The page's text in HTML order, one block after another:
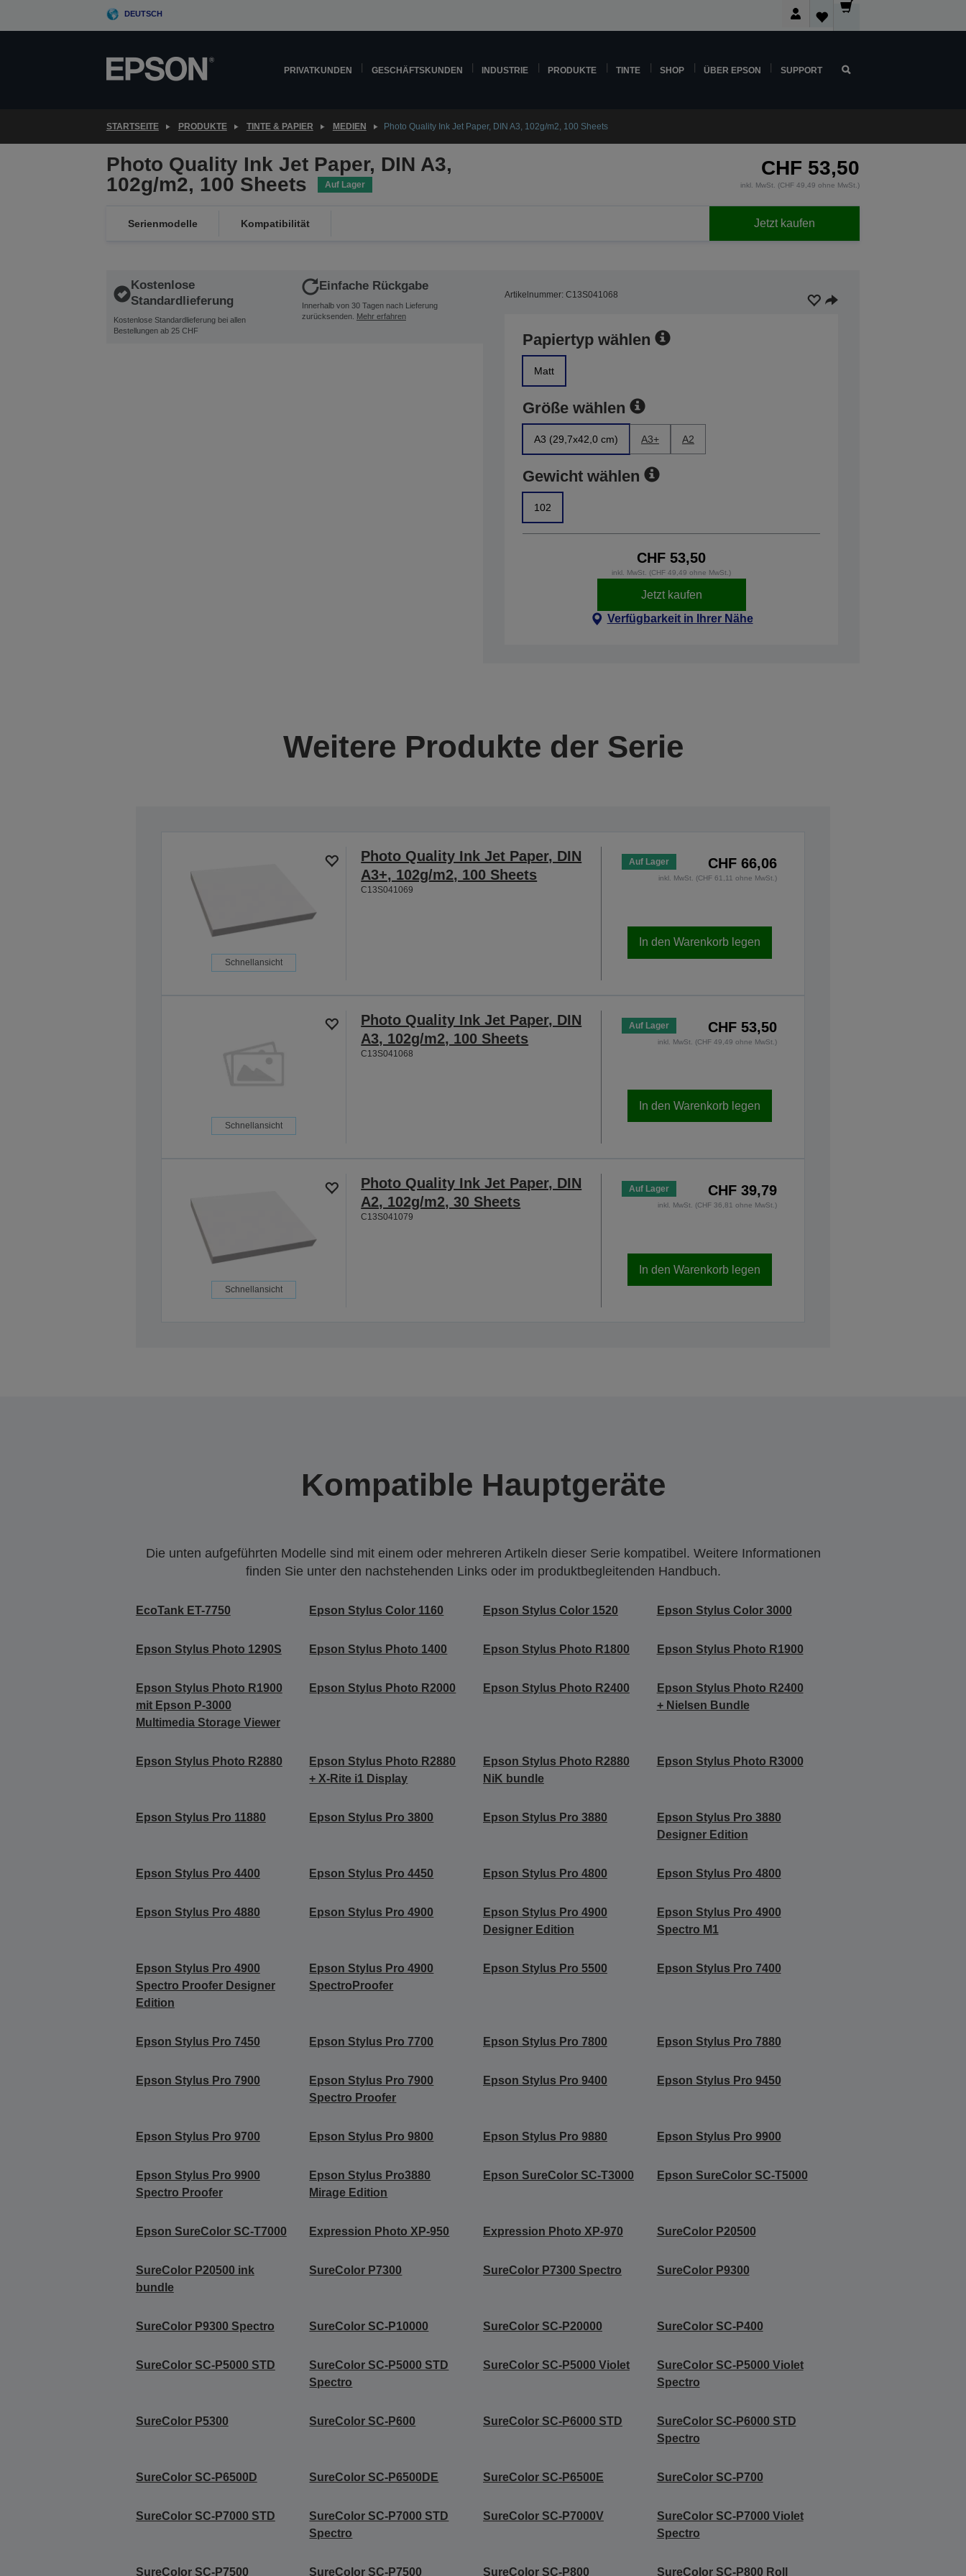
DEUTSCH
PRIVATKUNDEN GESCHÄFTSKUNDEN INDUSTRIE PRODUKTE TINTE SHOP ÜBER EPSON SUPPORT
STARTSEITE PRODUKTE TINTE & PAPIER MEDIEN Photo Quality Ink Jet Paper, DIN A3, 102g/m2, 100 Sheets
Photo Quality Ink Jet Paper, DIN A3,
102g/m2, 100 Sheets
Auf Lager
CHF 53,50
inkl. MwSt. (CHF 49,49 ohne MwSt.)
Serienmodelle Kompatibilität Jetzt kaufen
Kostenlose
Standardlieferung
Kostenlose Standardlieferung bei allen
Bestellungen ab 25 CHF
Einfache Rückgabe
Innerhalb von 30 Tagen nach Lieferung
zurücksenden. Mehr erfahren
Artikelnummer: C13S041068
Papiertyp wählen
Matt
Größe wählen
A3 (29,7x42,0 cm) A3+ A2
Gewicht wählen
102
CHF 53,50
inkl. MwSt. (CHF 49,49 ohne MwSt.)
Jetzt kaufen
Verfügbarkeit in Ihrer Nähe
Weitere Produkte der Serie
Schnellansicht
Photo Quality Ink Jet Paper, DIN
A3+, 102g/m2, 100 Sheets
C13S041069
Auf Lager CHF 66,06
inkl. MwSt. (CHF 61,11 ohne MwSt.)
In den Warenkorb legen
Schnellansicht
Photo Quality Ink Jet Paper, DIN
A3, 102g/m2, 100 Sheets
C13S041068
Auf Lager CHF 53,50
inkl. MwSt. (CHF 49,49 ohne MwSt.)
In den Warenkorb legen
Schnellansicht
Photo Quality Ink Jet Paper, DIN
A2, 102g/m2, 30 Sheets
C13S041079
Auf Lager CHF 39,79
inkl. MwSt. (CHF 36,81 ohne MwSt.)
In den Warenkorb legen
Kompatible Hauptgeräte
Die unten aufgeführten Modelle sind mit einem oder mehreren Artikeln dieser Serie kompatibel. Weitere Informationen
finden Sie unter den nachstehenden Links oder im produktbegleitenden Handbuch.
EcoTank ET-7750 Epson Stylus Color 1160 Epson Stylus Color 1520 Epson Stylus Color 3000
Epson Stylus Photo 1290S Epson Stylus Photo 1400 Epson Stylus Photo R1800 Epson Stylus Photo R1900
Epson Stylus Photo R1900
mit Epson P-3000
Multimedia Storage Viewer
Epson Stylus Photo R2000 Epson Stylus Photo R2400
Epson Stylus Photo R2400
+ Nielsen Bundle
Epson Stylus Photo R2880
Epson Stylus Photo R2880
+ X-Rite i1 Display
Epson Stylus Photo R2880
NiK bundle
Epson Stylus Photo R3000
Epson Stylus Pro 11880 Epson Stylus Pro 3800 Epson Stylus Pro 3880
Epson Stylus Pro 3880
Designer Edition
Epson Stylus Pro 4400 Epson Stylus Pro 4450 Epson Stylus Pro 4800 Epson Stylus Pro 4800
Epson Stylus Pro 4880 Epson Stylus Pro 4900
Epson Stylus Pro 4900
Designer Edition
Epson Stylus Pro 4900
Spectro M1
Epson Stylus Pro 4900
Spectro Proofer Designer
Edition
Epson Stylus Pro 4900
SpectroProofer
Epson Stylus Pro 5500 Epson Stylus Pro 7400
Epson Stylus Pro 7450 Epson Stylus Pro 7700 Epson Stylus Pro 7800 Epson Stylus Pro 7880
Epson Stylus Pro 7900
Epson Stylus Pro 7900
Spectro Proofer
Epson Stylus Pro 9400 Epson Stylus Pro 9450
Epson Stylus Pro 9700 Epson Stylus Pro 9800 Epson Stylus Pro 9880 Epson Stylus Pro 9900
Epson Stylus Pro 9900
Spectro Proofer
Epson Stylus Pro3880
Mirage Edition
Epson SureColor SC-T3000 Epson SureColor SC-T5000
Epson SureColor SC-T7000 Expression Photo XP-950 Expression Photo XP-970 SureColor P20500
SureColor P20500 ink
bundle
SureColor P7300 SureColor P7300 Spectro SureColor P9300
SureColor P9300 Spectro SureColor SC-P10000 SureColor SC-P20000 SureColor SC-P400
SureColor SC-P5000 STD
SureColor SC-P5000 STD
Spectro
SureColor SC-P5000 Violet
SureColor SC-P5000 Violet
Spectro
SureColor P5300 SureColor SC-P600 SureColor SC-P6000 STD
SureColor SC-P6000 STD
Spectro
SureColor SC-P6500D SureColor SC-P6500DE SureColor SC-P6500E SureColor SC-P700
SureColor SC-P7000 STD
SureColor SC-P7000 STD
Spectro
SureColor SC-P7000V
SureColor SC-P7000 Violet
Spectro
SureColor SC-P7500 SureColor SC-P7500 SureColor SC-P800 SureColor SC-P800 Roll